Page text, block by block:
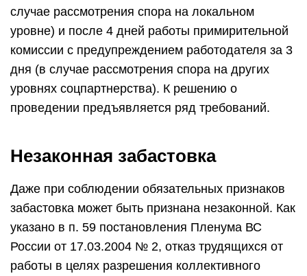
случае рассмотрения спора на локальном
уровне) и после 4 дней работы примирительной
комиссии с предупреждением работодателя за 3
дня (в случае рассмотрения спора на других
уровнях соцпартнерства). К решению о
проведении предъявляется ряд требований.
Незаконная забастовка
Даже при соблюдении обязательных признаков
забастовка может быть признана незаконной. Как
указано в п. 59 постановления Пленума ВС
России от 17.03.2004 № 2, отказ трудящихся от
работы в целях разрешения коллективного